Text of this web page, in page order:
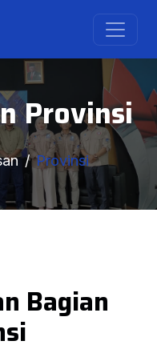
Provinsi
Provinsi
Bagian